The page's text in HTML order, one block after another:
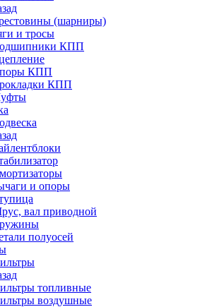
(шарниры)
и тросы
КПП
КПП
КПП
и опоры
вал приводной
полуосей
топливные
воздушные